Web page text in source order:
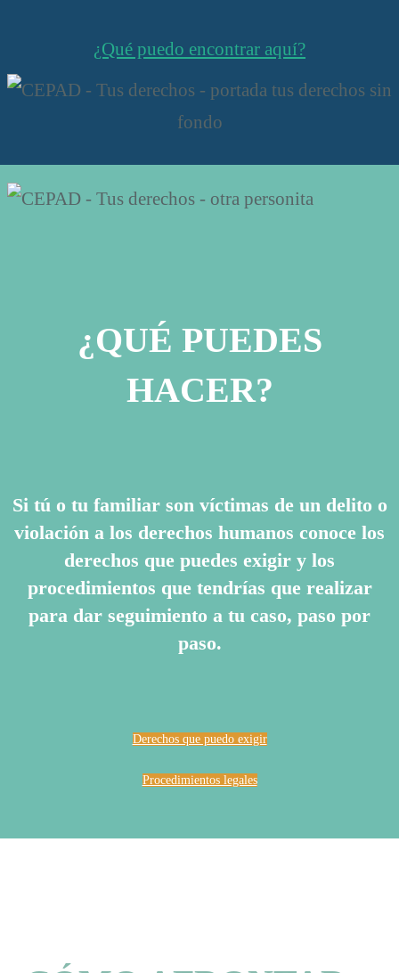
¿Qué puedo encontrar aquí?
¿QUÉ PUEDES
HACER?
Si tú o tu familiar son víctimas de un delito o
violación a los derechos humanos conoce los
derechos que puedes exigir y los
procedimientos que tendrías que realizar
para dar seguimiento a tu caso, paso por
paso.
Derechos que puedo exigir
Procedimientos legales